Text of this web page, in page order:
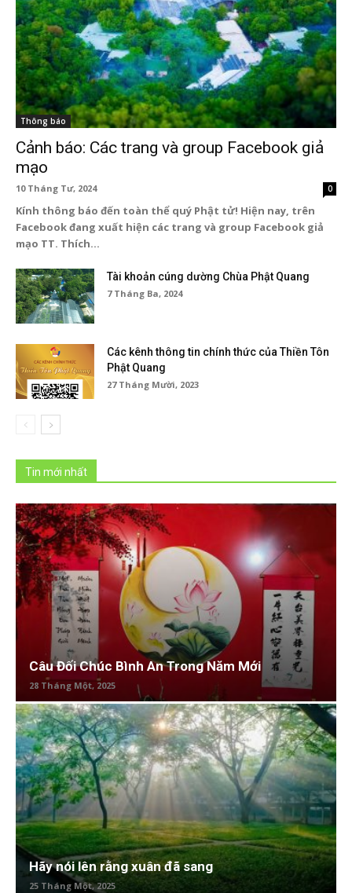
Thông báo
Cảnh báo: Các trang và group Facebook giả
mạo
10 Tháng Tư, 2024 0
Kính thông báo đến toàn thể quý Phật tử! Hiện nay, trên
Facebook đang xuất hiện các trang và group Facebook giả
mạo TT. Thích...
Tài khoản cúng dường Chùa Phật Quang
7 Tháng Ba, 2024
Các kênh thông tin chính thức của Thiền Tôn
Phật Quang
27 Tháng Mười, 2023
Tin mới nhất
Câu Đối Chúc Bình An Trong Năm Mới
28 Tháng Một, 2025
Hãy nói lên rằng xuân đã sang
25 Tháng Một, 2025